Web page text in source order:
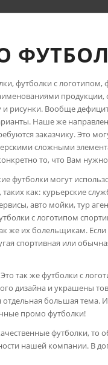
футболки с
продукции,
Вообще
Наше же
заказчику. Это
сложными
то, что Вам
футболки могут
как: курьерские
авто мойки, тур
с логотипом
же их болельщикам.
спортивная или
так же футболки с
дизайна и украшены
большая
промо футболки!
футболки, то
нашей компании. В